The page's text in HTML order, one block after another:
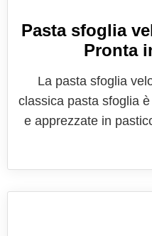
Pasta sfoglia
Pronta
La pasta sfoglia
classica pasta sfoglia
e apprezzate in
sua consistenza
a una complessa